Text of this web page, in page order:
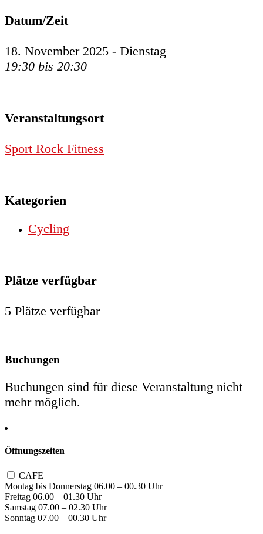
Datum/Zeit
18. November 2025 - Dienstag
19:30 bis 20:30
Veranstaltungsort
Sport Rock Fitness
Kategorien
Cycling
Plätze verfügbar
5 Plätze verfügbar
Buchungen
Buchungen sind für diese Veranstaltung nicht
mehr möglich.
Öffnungszeiten
CAFE
Montag bis Donnerstag 06.00 – 00.30 Uhr
Freitag 06.00 – 01.30 Uhr
Samstag 07.00 – 02.30 Uhr
Sonntag 07.00 – 00.30 Uhr